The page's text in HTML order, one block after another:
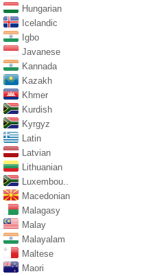
Hungarian
Icelandic
Igbo
Javanese
Kannada
Kazakh
Khmer
Kurdish
Kyrgyz
Latin
Latvian
Lithuanian
Luxembou..
Macedonian
Malagasy
Malay
Malayalam
Maltese
Maori